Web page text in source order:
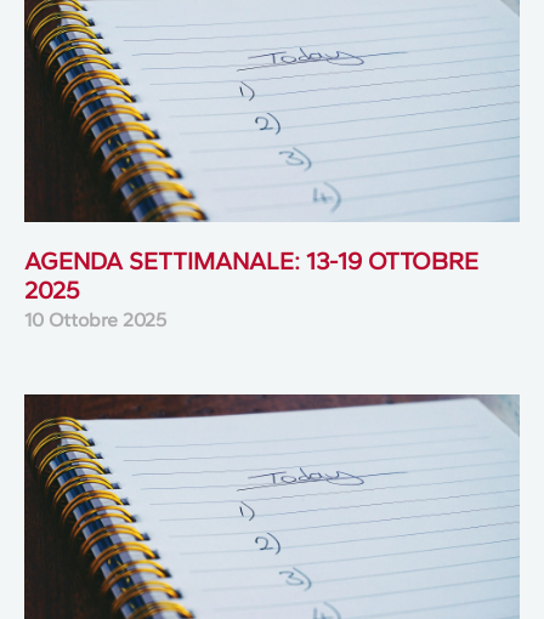
AGENDA SETTIMANALE: 13-19 OTTOBRE
2025
10 Ottobre 2025